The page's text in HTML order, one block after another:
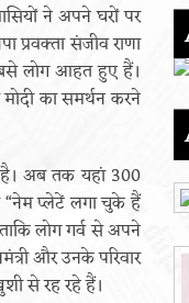
ने अपने घरों पर
प्रवक्ता संजीव राणा
बसे लोग आहत हुए हैं।
का समर्थन करने
है। अब तक यहां 300
“नेम प्लेटें लगा चुके हैं
लोग गर्व से अपने
और उनके परिवार
से रह रहे हैं।